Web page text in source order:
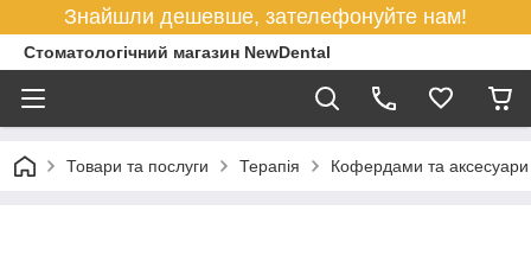
Знайшли дешевше, зателефонуйте нам!
Стоматологічний магазин NewDental
Товари та послуги Терапія Кофердами та аксесуари